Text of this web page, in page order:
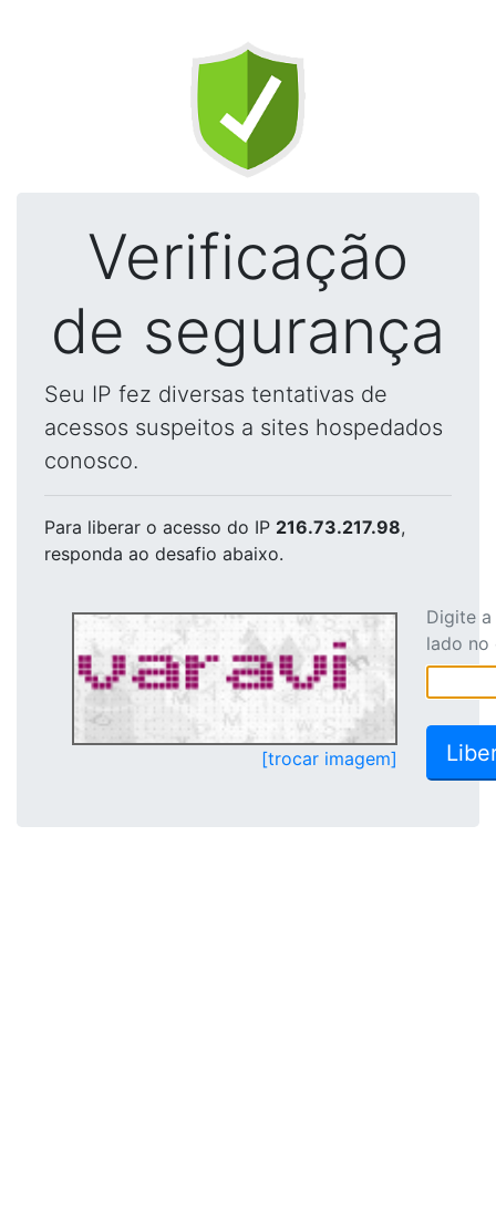
Verificação
de segurança
Seu IP fez diversas tentativas de
acessos suspeitos a sites hospedados
conosco.
Para liberar o acesso do IP 216.73.217.98,
responda ao desafio abaixo.
[trocar imagem]
Digite
lado no